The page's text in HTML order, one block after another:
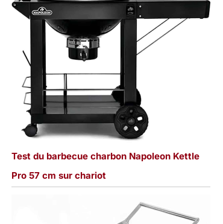
Test du barbecue charbon Napoleon Kettle
Pro 57 cm sur chariot